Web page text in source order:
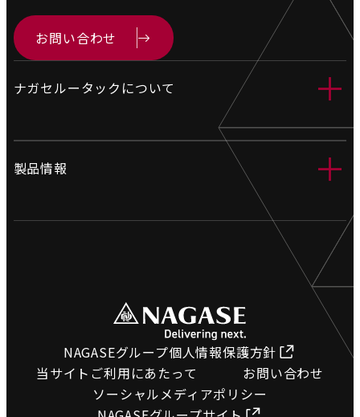
ナガセルータックについて ＋
会社情報
営業拠点
サイトマップ
製品情報 ＋
工業用ホース
ホース検索
図面ダウンロード
お問い合わせ
NAGASEグループ個人情報保護方針
当サイトご利用にあたって
お問い合わせ
ソーシャルメディアポリシー